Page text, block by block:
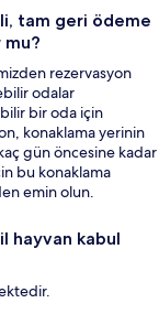
tam geri ödeme
mu?
rezervasyon
odalar
bir oda için
konaklama yerinin
gün öncesine kadar
bu konaklama
emin olun.
hayvan kabul